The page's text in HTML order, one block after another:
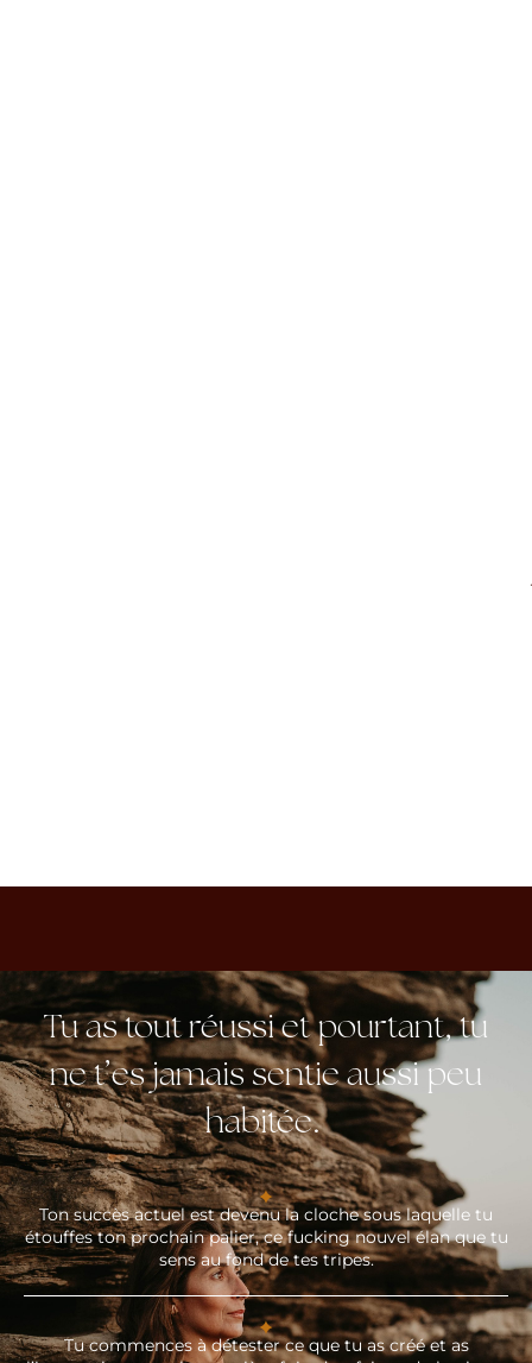
Tu as tout réussi et pourtant, tu
ne t’es jamais sentie aussi peu
habitée.
Ton succès actuel est devenu la cloche sous laquelle tu
étouffes ton prochain palier, ce fucking nouvel élan que tu
sens au fond de tes tripes.
Tu commences à détester ce que tu as créé et as